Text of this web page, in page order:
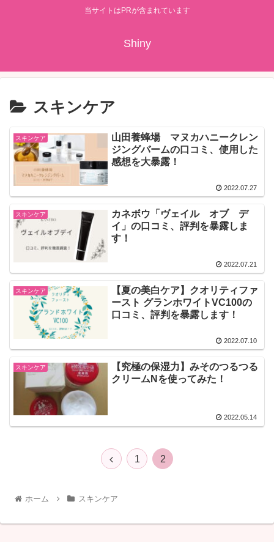
当サイトはPRが含まれています
Shiny
スキンケア
スキンケア
山田養蜂場 マヌカハニークレン
ジングバームの口コミ、使用した
感想を大暴露！
2022.07.27
スキンケア
カネボウ「ヴェイル オブ デ
イ」の口コミ、評判を暴露しま
す！
2022.07.21
スキンケア
【夏の美白ケア】クオリティファ
ースト グランホワイトVC100の
口コミ、評判を暴露します！
2022.07.10
スキンケア
【究極の保湿力】みそのつるつる
クリームNを使ってみた！
2022.05.14
1 2
ホーム スキンケア